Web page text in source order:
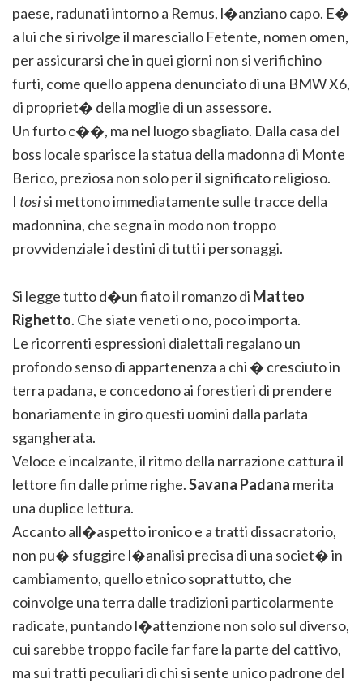
paese, radunati intorno a Remus, l�anziano capo. E�
a lui che si rivolge il maresciallo Fetente, nomen omen,
per assicurarsi che in quei giorni non si verifichino
furti, come quello appena denunciato di una BMW X6,
di propriet� della moglie di un assessore.
Un furto c��, ma nel luogo sbagliato. Dalla casa del
boss locale sparisce la statua della madonna di Monte
Berico, preziosa non solo per il significato religioso.
I tosisi mettono immediatamente sulle tracce della
madonnina, che segna in modo non troppo
provvidenziale i destini di tutti i personaggi.
Si legge tutto d�un fiato il romanzo di Matteo
Righetto. Che siate veneti o no, poco importa.
Le ricorrenti espressioni dialettali regalano un
profondo senso di appartenenza a chi � cresciuto in
terra padana, e concedono ai forestieri di prendere
bonariamente in giro questi uomini dalla parlata
sgangherata.
Veloce e incalzante, il ritmo della narrazione cattura il
lettore fin dalle prime righe.Savana Padana merita
una duplice lettura.
Accanto all�aspetto ironico e a tratti dissacratorio,
non pu� sfuggire l�analisi precisa di una societ� in
cambiamento, quello etnico soprattutto, che
coinvolge una terra dalle tradizioni particolarmente
radicate, puntando l�attenzione non solo sul diverso,
cui sarebbe troppo facile far fare la parte del cattivo,
ma sui tratti peculiari di chi si sente unico padrone del